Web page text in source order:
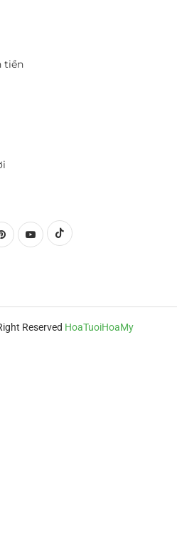
tiền
Reserved HoaTuoiHoaMy